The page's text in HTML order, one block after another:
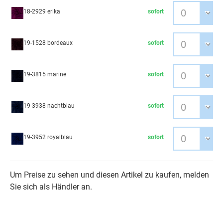
18-2929 erika sofort
19-1528 bordeaux sofort
19-3815 marine sofort
19-3938 nachtblau sofort
19-3952 royalblau sofort
Um Preise zu sehen und diesen Artikel zu kaufen, melden
Sie sich als Händler an.